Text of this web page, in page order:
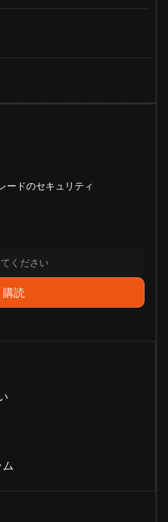
ードのセキュリティ
ム